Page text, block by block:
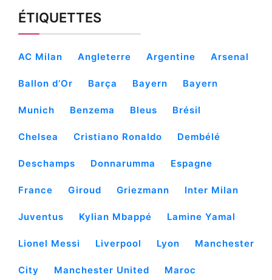
ÉTIQUETTES
AC Milan Angleterre Argentine Arsenal
Ballon d’Or Barça Bayern Bayern
Munich Benzema Bleus Brésil
Chelsea Cristiano Ronaldo Dembélé
Deschamps Donnarumma Espagne
France Giroud Griezmann Inter Milan
Juventus Kylian Mbappé Lamine Yamal
Lionel Messi Liverpool Lyon Manchester
City Manchester United Maroc